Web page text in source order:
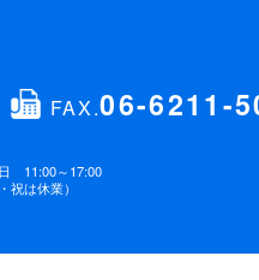
FAX.06-6211-
11:00～17:00
祝は休業）